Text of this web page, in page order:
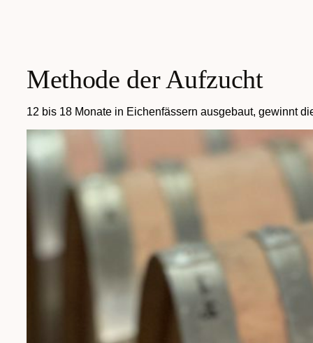
Methode der Aufzucht
12 bis 18 Monate in Eichenfässern ausgebaut, gewinnt